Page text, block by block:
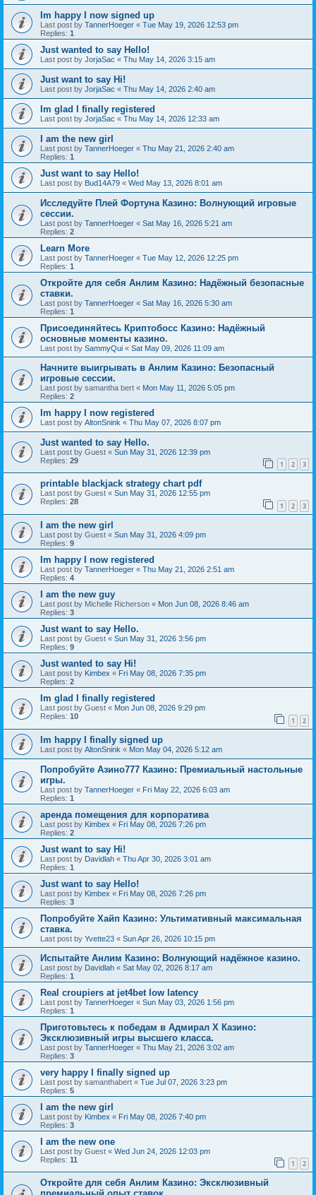
Im happy I now signed up
Last post by TannerHoeger « Tue May 19, 2026 12:53 pm
Replies: 1
Just wanted to say Hello!
Last post by JorjaSac « Thu May 14, 2026 3:15 am
Just want to say Hi!
Last post by JorjaSac « Thu May 14, 2026 2:40 am
Im glad I finally registered
Last post by JorjaSac « Thu May 14, 2026 12:33 am
I am the new girl
Last post by TannerHoeger « Thu May 21, 2026 2:40 am
Replies: 1
Just want to say Hello!
Last post by Bud14A79 « Wed May 13, 2026 8:01 am
Исследуйте Плей Фортуна Казино: Волнующий игровые
сессии.
Last post by TannerHoeger « Sat May 16, 2026 5:21 am
Replies: 2
Learn More
Last post by TannerHoeger « Tue May 12, 2026 12:25 pm
Replies: 1
Откройте для себя Анлим Казино: Надёжный безопасные
ставки.
Last post by TannerHoeger « Sat May 16, 2026 5:30 am
Replies: 1
Присоединяйтесь Криптобосс Казино: Надёжный
основные моменты казино.
Last post by SammyQui « Sat May 09, 2026 11:09 am
Начните выигрывать в Анлим Казино: Безопасный
игровые сессии.
Last post by samantha bert « Mon May 11, 2026 5:05 pm
Replies: 2
Im happy I now registered
Last post by AltonSnink « Thu May 07, 2026 8:07 pm
Just wanted to say Hello.
Last post by Guest « Sun May 31, 2026 12:39 pm
Replies: 29 1 2 3
printable blackjack strategy chart pdf
Last post by Guest « Sun May 31, 2026 12:55 pm
Replies: 28 1 2 3
I am the new girl
Last post by Guest « Sun May 31, 2026 4:09 pm
Replies: 9
Im happy I now registered
Last post by TannerHoeger « Thu May 21, 2026 2:51 am
Replies: 4
I am the new guy
Last post by Michelle Richerson « Mon Jun 08, 2026 8:46 am
Replies: 3
Just want to say Hello.
Last post by Guest « Sun May 31, 2026 3:56 pm
Replies: 9
Just wanted to say Hi!
Last post by Kimbex « Fri May 08, 2026 7:35 pm
Replies: 2
Im glad I finally registered
Last post by Guest « Mon Jun 08, 2026 9:29 pm
Replies: 10 1 2
Im happy I finally signed up
Last post by AltonSnink « Mon May 04, 2026 5:12 am
Попробуйте Азино777 Казино: Премиальный настольные
игры.
Last post by TannerHoeger « Fri May 22, 2026 6:03 am
Replies: 1
аренда помещения для корпоратива
Last post by Kimbex « Fri May 08, 2026 7:26 pm
Replies: 2
Just want to say Hi!
Last post by Davidlah « Thu Apr 30, 2026 3:01 am
Replies: 1
Just want to say Hello!
Last post by Kimbex « Fri May 08, 2026 7:26 pm
Replies: 3
Попробуйте Хайп Казино: Ультимативный максимальная
ставка.
Last post by Yvette23 « Sun Apr 26, 2026 10:15 pm
Испытайте Анлим Казино: Волнующий надёжное казино.
Last post by Davidlah « Sat May 02, 2026 8:17 am
Replies: 1
Real croupiers at jet4bet low latency
Last post by TannerHoeger « Sun May 03, 2026 1:56 pm
Replies: 1
Приготовьтесь к победам в Адмирал Х Казино:
Эксклюзивный игры высшего класса.
Last post by TannerHoeger « Thu May 21, 2026 3:02 am
Replies: 3
very happy I finally signed up
Last post by samanthabert « Tue Jul 07, 2026 3:23 pm
Replies: 5
I am the new girl
Last post by Kimbex « Fri May 08, 2026 7:40 pm
Replies: 3
I am the new one
Last post by Guest « Wed Jun 24, 2026 12:03 pm
Replies: 11 1 2
Откройте для себя Анлим Казино: Эксклюзивный